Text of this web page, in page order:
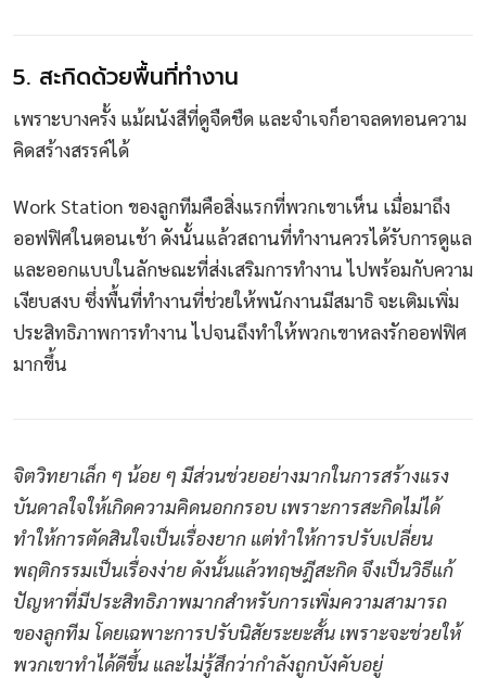
5. สะกิดด้วยพื้นที่ทำงาน
เพราะบางครั้ง แม้ผนังสีที่ดูจืดชืด และจำเจก็อาจลดทอนความ
คิดสร้างสรรค์ได้
Work Station ของลูกทีมคือสิ่งแรกที่พวกเขาเห็น เมื่อมาถึง
ออฟฟิศในตอนเช้า ดังนั้นแล้วสถานที่ทำงานควรได้รับการดูแล
และออกแบบในลักษณะที่ส่งเสริมการทำงาน ไปพร้อมกับความ
เงียบสงบ ซึ่งพื้นที่ทำงานที่ช่วยให้พนักงานมีสมาธิ จะเติมเพิ่ม
ประสิทธิภาพการทำงาน ไปจนถึงทำให้พวกเขาหลงรักออฟฟิศ
มากขึ้น
จิตวิทยาเล็ก ๆ น้อย ๆ มีส่วนช่วยอย่างมากในการสร้างแรง
บันดาลใจให้เกิดความคิดนอกกรอบ เพราะการสะกิดไม่ได้
ทำให้การตัดสินใจเป็นเรื่องยาก แต่ทำให้การปรับเปลี่ยน
พฤติกรรมเป็นเรื่องง่าย ดังนั้นแล้วทฤษฎีสะกิด จึงเป็นวิธีแก้
ปัญหาที่มีประสิทธิภาพมากสำหรับการเพิ่มความสามารถ
ของลูกทีม โดยเฉพาะการปรับนิสัยระยะสั้น เพราะจะช่วยให้
พวกเขาทำได้ดีขึ้น และไม่รู้สึกว่ากำลังถูกบังคับอยู่